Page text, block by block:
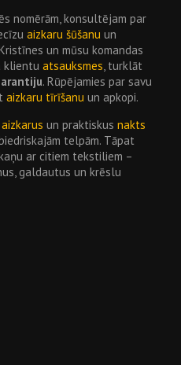
nomērām, konsultējam par
aizkaru šūšanu un
un mūsu komandas
klientuatsauksmes, turklāt
. Rūpējamies par savu
aizkaru tīrīšanu un apkopi.
un praktiskusnakts
telpām. Tāpat
ar citiem tekstiliem –
galdautus un krēslu